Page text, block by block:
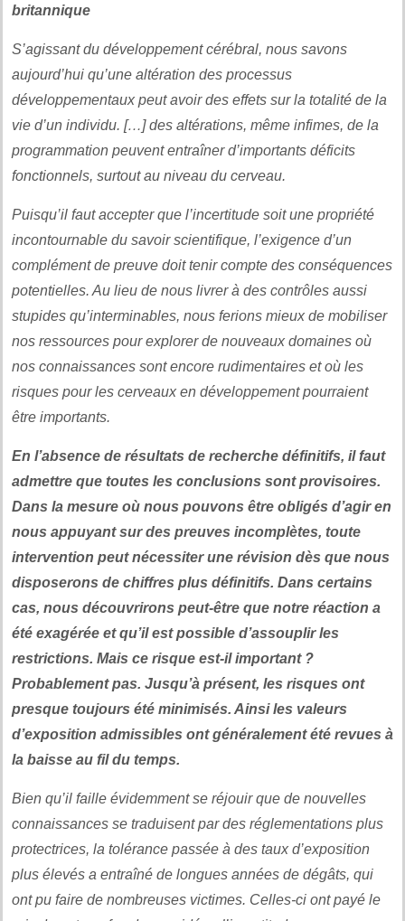
britannique
S’agissant du développement cérébral, nous savons
aujourd’hui qu’une altération des processus
développementaux peut avoir des effets sur la totalité de la
vie d’un individu. […] des altérations, même infimes, de la
programmation peuvent entraîner d’importants déficits
fonctionnels, surtout au niveau du cerveau.
Puisqu’il faut accepter que l’incertitude soit une propriété
incontournable du savoir scientifique, l’exigence d’un
complément de preuve doit tenir compte des conséquences
potentielles. Au lieu de nous livrer à des contrôles aussi
stupides qu’interminables, nous ferions mieux de mobiliser
nos ressources pour explorer de nouveaux domaines où
nos connaissances sont encore rudimentaires et où les
risques pour les cerveaux en développement pourraient
être importants.
En l’absence de résultats de recherche définitifs, il faut
admettre que toutes les conclusions sont provisoires.
Dans la mesure où nous pouvons être obligés d’agir en
nous appuyant sur des preuves incomplètes, toute
intervention peut nécessiter une révision dès que nous
disposerons de chiffres plus définitifs. Dans certains
cas, nous découvrirons peut-être que notre réaction a
été exagérée et qu’il est possible d’assouplir les
restrictions. Mais ce risque est-il important ?
Probablement pas. Jusqu’à présent, les risques ont
presque toujours été minimisés. Ainsi les valeurs
d’exposition admissibles ont généralement été revues à
la baisse au fil du temps.
Bien qu’il faille évidemment se réjouir que de nouvelles
connaissances se traduisent par des réglementations plus
protectrices, la tolérance passée à des taux d’exposition
plus élevés a entraîné de longues années de dégâts, qui
ont pu faire de nombreuses victimes. Celles-ci ont payé le